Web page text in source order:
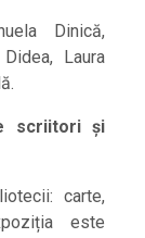
Dinică,
Didea, Laura
scriitori și
carte,
este